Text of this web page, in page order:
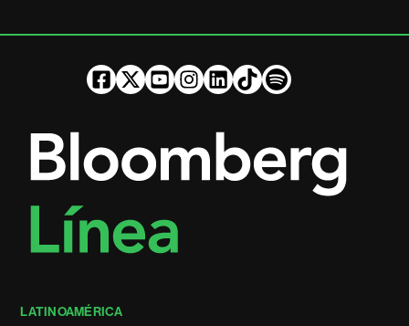
LATINOAMÉRICA